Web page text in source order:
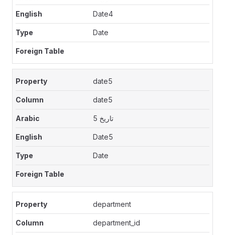
Date4
Date
date5
date5
تاريخ 5
Date5
Date
department
department_id